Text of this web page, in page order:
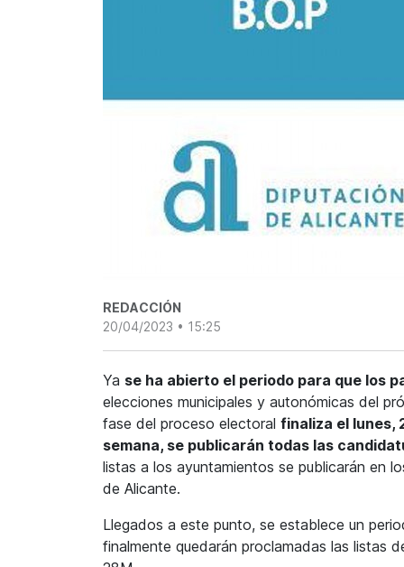
REDACCIÓN
20/04/2023 • 15:25
Ya se ha abierto el periodo para que los
elecciones municipales y autonómicas del
fase del proceso electoral finaliza el lunes,
semana, se publicarán todas las
listas a los ayuntamientos se publicarán en
de Alicante.
Llegados a este punto, se establece un
finalmente quedarán proclamadas las listas